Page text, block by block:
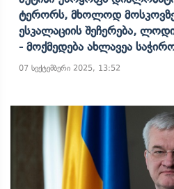
Ტერორს, Მხოლოდ
Ესკალაციის Შეჩერება,
- Მოქმედება Ახლავეა
07 სექტემბერი 2025, 13:52